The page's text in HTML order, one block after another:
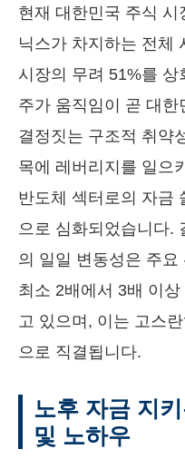
현재 대한민국 주식 시
닉스가 차지하는 전체
시장의 무려 51%를 상
주가 움직임이 곧 대
결정짓는 구조적 취약
목에 레버리지를 일으
반도체 섹터로의 자금
으로 심화되었습니다.
의 일일 변동성은 주요
최소 2배에서 3배 이
고 있으며, 이는 고스
으로 직결됩니다.
노후 자금 지
및 노하우